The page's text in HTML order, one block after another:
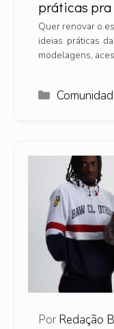
práticas pra
Quer renovar o
ideias práticas
modelagens,
Categorias
Por Redação